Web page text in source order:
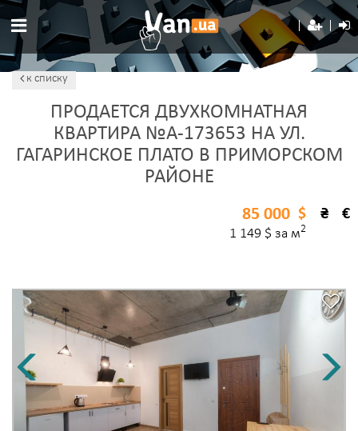
к списку
ПРОДАЕТСЯ ДВУХКОМНАТНАЯ
КВАРТИРА №A-173653 НА УЛ.
ГАГАРИНСКОЕ ПЛАТО В ПРИМОРСКОМ
РАЙОНЕ
$ ₴ €
85 000
1 149 $ за м2